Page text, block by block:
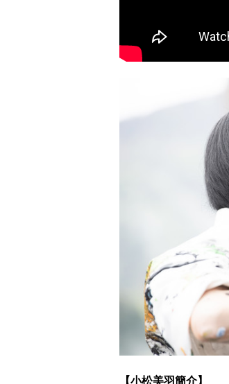
【小松美羽簡介】